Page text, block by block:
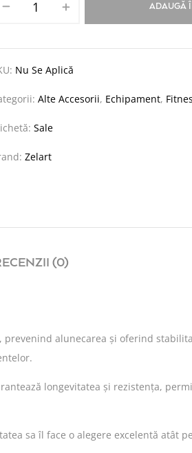
ADAUGĂ
Nu Se Aplică
Alte Accesorii, Echipament,
Sale
Zelart
(0)
prevenind alunecarea și oferind
longevitatea și rezistența,
sa îl face o alegere excelentă atât